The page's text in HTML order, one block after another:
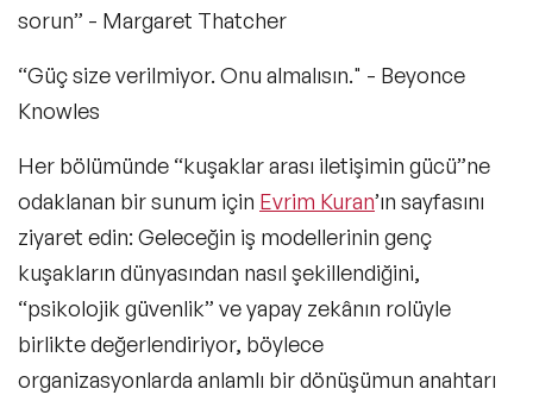
sorun” - Margaret Thatcher
“Güç size verilmiyor. Onu almalısın." - Beyonce
Knowles
Her bölümünde “kuşaklar arası iletişimin gücü”ne
odaklanan bir sunum için Evrim Kuran’ın sayfasını
ziyaret edin: Geleceğin iş modellerinin genç
kuşakların dünyasından nasıl şekillendiğini,
“psikolojik güvenlik” ve yapay zekânın rolüyle
birlikte değerlendiriyor, böylece
organizasyonlarda anlamlı bir dönüşümun anahtarı